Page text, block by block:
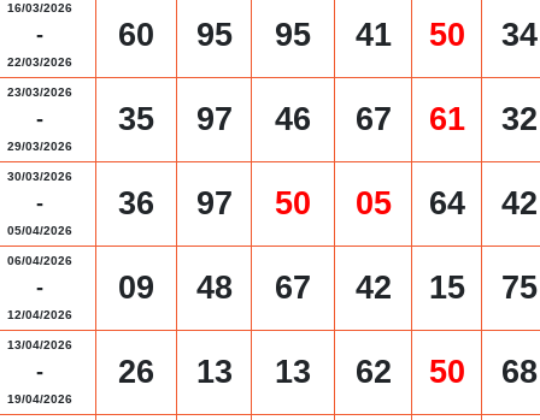
16/03/2026
-
22/03/2026
60 95 95 41 50 34
23/03/2026
-
29/03/2026
35 97 46 67 61 32
30/03/2026
-
05/04/2026
36 97 50 05 64 42
06/04/2026
-
12/04/2026
09 48 67 42 15 75
13/04/2026
-
19/04/2026
26 13 13 62 50 68